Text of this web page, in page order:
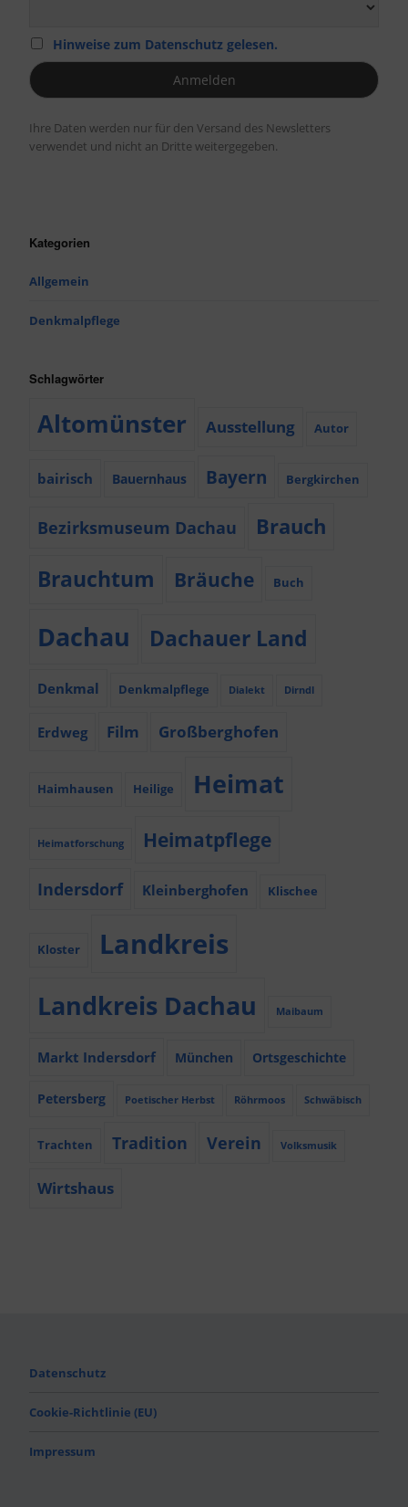
Hinweise zum Datenschutz gelesen.
Ihre Daten werden nur für den Versand des Newsletters
verwendet und nicht an Dritte weitergegeben.
Kategorien
Allgemein
Denkmalpflege
Schlagwörter
Altomünster Ausstellung Autor
bairisch Bauernhaus Bayern Bergkirchen
Bezirksmuseum Dachau Brauch
Brauchtum Bräuche Buch
Dachau Dachauer Land
Denkmal Denkmalpflege Dialekt Dirndl
Erdweg Film Großberghofen
Haimhausen Heilige Heimat
Heimatforschung Heimatpflege
Indersdorf Kleinberghofen Klischee
Kloster Landkreis
Landkreis Dachau Maibaum
Markt Indersdorf München Ortsgeschichte
Petersberg Poetischer Herbst Röhrmoos Schwäbisch
Trachten Tradition Verein Volksmusik
Wirtshaus
Datenschutz
Cookie-Richtlinie (EU)
Impressum